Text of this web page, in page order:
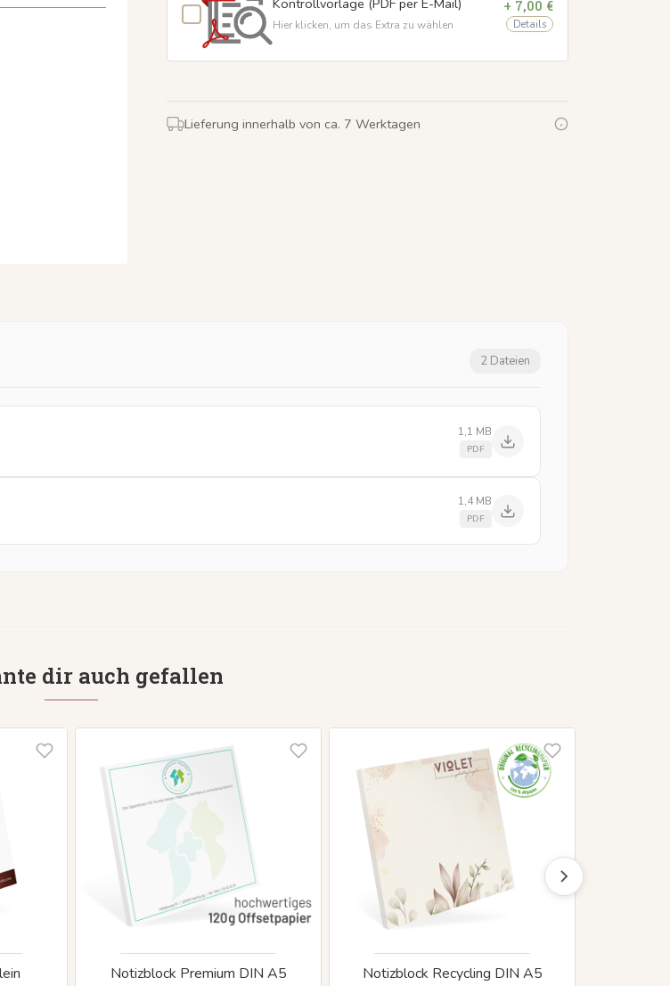
Kontrollvorlage (PDF per E-Mail)
Hier klicken, um das Extra zu wählen
+ 7,00 €
Details
Lieferung innerhalb von ca. 7 Werktagen
2 Dateien
1,1 MB
PDF
1,4 MB
PDF
dir auch gefallen
Notizblock Premium DIN A5
Notizblock Recycling DIN A5